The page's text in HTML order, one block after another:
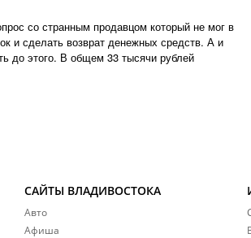
со странным продавцом который не мог в
и сделать возврат денежных средств. А и
до этого. В общем 33 тысячи рублей
САЙТЫ ВЛАДИВОСТОКА
Авто
Афиша